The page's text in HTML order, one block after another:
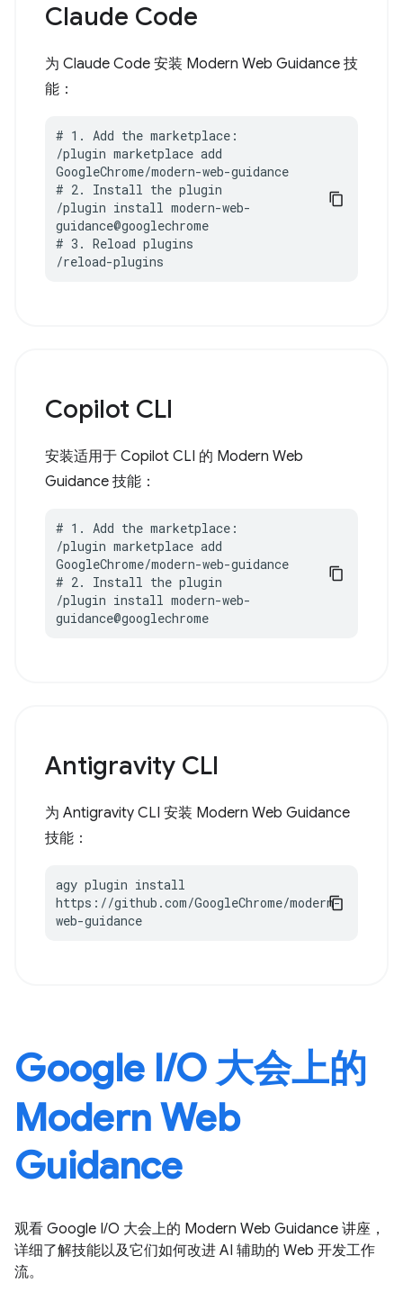
Claude Code
为 Claude Code 安装 Modern Web Guidance 技
能：
# 1. Add the marketplace:
/plugin marketplace add
GoogleChrome/modern-web-guidance
# 2. Install the plugin
/plugin install modern-web-
guidance@googlechrome
# 3. Reload plugins
/reload-plugins
Copilot CLI
安装适用于 Copilot CLI 的 Modern Web
Guidance 技能：
# 1. Add the marketplace:
/plugin marketplace add
GoogleChrome/modern-web-guidance
# 2. Install the plugin
/plugin install modern-web-
guidance@googlechrome
Antigravity CLI
为 Antigravity CLI 安装 Modern Web Guidance
技能：
agy plugin install
https://github.com/GoogleChrome/modern-
web-guidance
Google I / O 大会上的
Modern Web
Guidance
观看 Google I / O 大会上的 Modern Web Guidance 讲座，
详细了解技能以及它们如何改进 AI 辅助的 Web 开发工作
流。